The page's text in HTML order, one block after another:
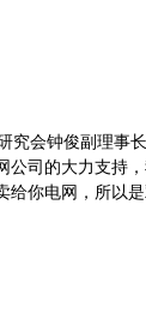
究会钟俊副理事
公司的大力支持
给你电网，所以